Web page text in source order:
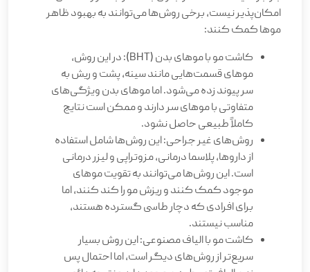
امکان‌پذیر نیست، برخی روش‌ها می‌توانند به بهبود ظاهر
موها کمک کنند:
کاشت مو با موهای بدن (BHT): در این روش،
موهای قسمت‌هایی مانند سینه، پشت و ریش به
سر پیوند زده می‌شود. اما موهای بدن ویژگی‌های
متفاوتی با موهای سر دارند و ممکن است نتایج
کاملاً طبیعی حاصل نشود.
روش‌های غیر جراحی: این روش‌ها شامل استفاده
از داروها، پلاسما درمانی، مزوتراپی و لیزر درمانی
است. این روش‌ها می‌توانند به تقویت موهای
موجود کمک کنند و ریزش مو را کند کنند، اما
برای افرادی که دچار طاسی گسترده هستند،
مناسب نیستند.
کاشت مو با الیاف مصنوعی: این روش بسیار
سریع‌تر از روش‌های دیگر است، اما احتمال پس